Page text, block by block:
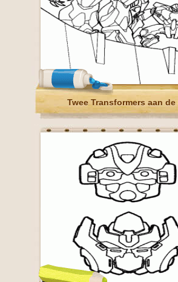
Twee Transformers aan de